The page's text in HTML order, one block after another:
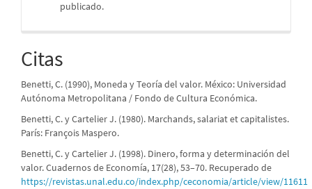
publicado.
Citas
Benetti, C. (1990), Moneda y Teoría del valor. México: Universidad
Autónoma Metropolitana / Fondo de Cultura Económica.
Benetti, C. y Cartelier J. (1980). Marchands, salariat et capitalistes.
París: François Maspero.
Benetti, C. y Cartelier J. (1998). Dinero, forma y determinación del
valor. Cuadernos de Economía, 17(28), 53–70. Recuperado de
https://revistas.unal.edu.co/index.php/ceconomia/article/view/11611